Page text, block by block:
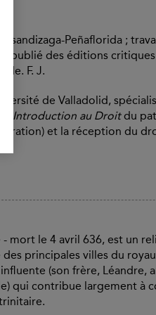
Peñaflorida ;
publié des éditions
F. J.
de Valladolid,
Introduction au Droitdu
et la réception du
mort le 4 avril 636, est un
principales villes du
(son frère, Léandre,
qui contribue largement à